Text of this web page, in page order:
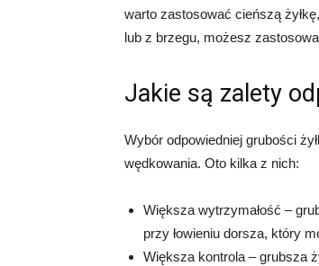
warto zastosować cieńszą
lub z brzegu, możesz
Jakie są zalety
Wybór odpowiedniej grubości
wędkowania. Oto kilka z nich:
Większa wytrzymałość –
przy łowieniu dorsza, który
Większa kontrola – grubsza